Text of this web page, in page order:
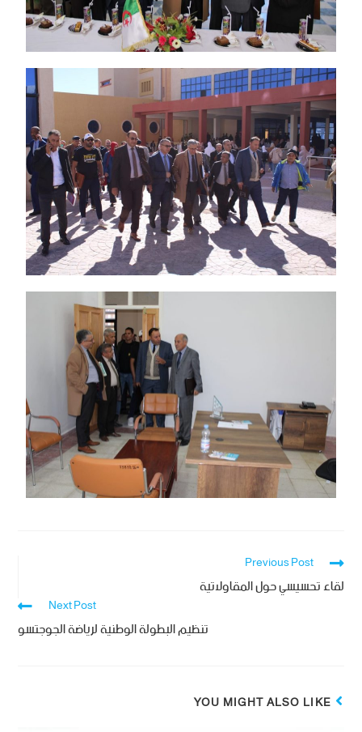
Previous Post
لقاء تحسيسي حول المقاولاتية
Next Post
تنظيم البطولة الوطنية لرياضة الجوجتسو
YOU MIGHT ALSO LIKE